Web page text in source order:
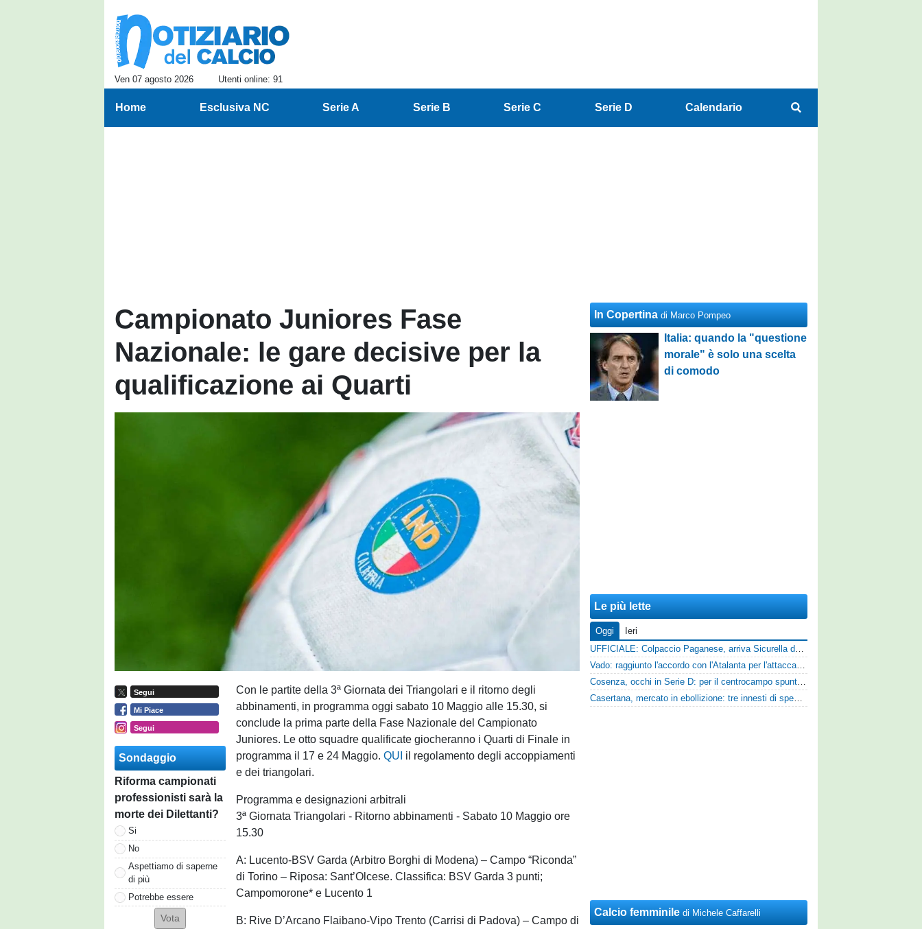
Ven 07 agosto 2026 Utenti online: 91
Home Esclusiva NC Serie A Serie B Serie C Serie D Calendario
Campionato Juniores Fase
Nazionale: le gare decisive per la
qualificazione ai Quarti
Segui
Mi Piace
Segui
Sondaggio
Riforma campionati
professionisti sarà la
morte dei Dilettanti?
Si
No
Aspettiamo di saperne
di più
Potrebbe essere
Con le partite della 3ª Giornata dei Triangolari e il ritorno degli
abbinamenti, in programma oggi sabato 10 Maggio alle 15.30, si
conclude la prima parte della Fase Nazionale del Campionato
Juniores. Le otto squadre qualificate giocheranno i Quarti di Finale in
programma il 17 e 24 Maggio.QUI il regolamento degli accoppiamenti
e dei triangolari.
Programma e designazioni arbitrali
3ª Giornata Triangolari - Ritorno abbinamenti - Sabato 10 Maggio ore
15.30
A: Lucento-BSV Garda (Arbitro Borghi di Modena) – Campo “Riconda”
di Torino – Riposa: Sant’Olcese. Classifica: BSV Garda 3 punti;
Campomorone* e Lucento 1
B: Rive D’Arcano Flaibano-Vipo Trento (Carrisi di Padova) – Campo di
In Copertina di Marco Pompeo
Italia: quando la "questione
morale" è solo una scelta
di comodo
Le più lette
Oggi
Ieri
UFFICIALE: Colpaccio Paganese, arriva Sicurella dalla Scafatese
Vado: raggiunto l'accordo con l'Atalanta per l'attaccante Frederick Samuel Ndongue
Cosenza, occhi in Serie D: per il centrocampo spunta anche Gerardo Di Gilio
Casertana, mercato in ebollizione: tre innesti di spessore per lo scacchiere di Vinicio Espinal
Calcio femminile di Michele Caffarelli